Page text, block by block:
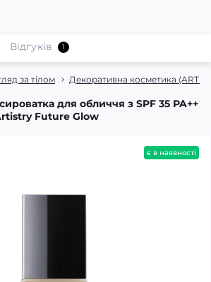
за тілом Декоративна косметика
для обличчя з SPF 35 PA++
Future Glow
Відгуків 1
є в наявності